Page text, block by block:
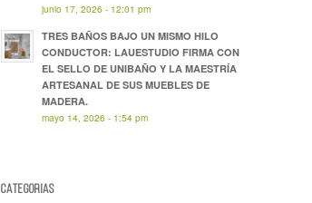
junio 17, 2026 - 12:01 pm
TRES BAÑOS BAJO UN MISMO HILO
CONDUCTOR: LAUESTUDIO FIRMA CON
EL SELLO DE UNIBAÑO Y LA MAESTRÍA
ARTESANAL DE SUS MUEBLES DE
MADERA.
mayo 14, 2026 - 1:54 pm
CATEGORIAS